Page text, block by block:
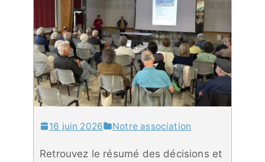
16 juin 2026 Notre association
Retrouvez le résumé des décisions et